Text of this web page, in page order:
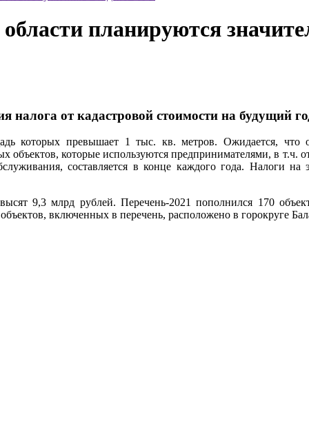
планируются
налога от кадастровой стоимости на будущий
которых превышает 1 тыс. кв. метров. Ожидается,
которые используются предпринимателями, в т.ч.
составляется в конце каждого года. Налоги на
9,3 млрд рублей. Перечень-2021 пополнился 170
включенных в перечень, расположено в горокруге